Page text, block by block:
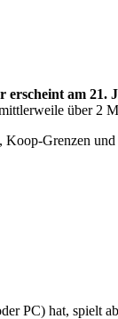
erscheint am 21.
über 2
Grenzen
PC) hat, spielt